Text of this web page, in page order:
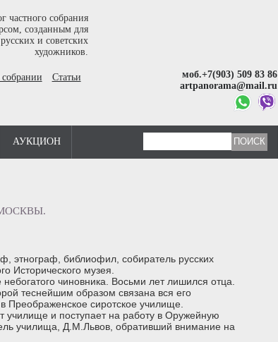
частного собрания
созданным для
и советских
художников.
Статьи
моб.+7(903) 509 83 86
artpanorama@mail.ru
АУКЦИОН
этнограф, библиофил, собиратель русских
Исторического музея.
чиновника. Восьми лет лишился отца.
теснейшим образом связана вся его
Преображенское сиротское училище.
училище и поступает на работу в Оружейную
училища, Д.М.Львов, обративший внимание на